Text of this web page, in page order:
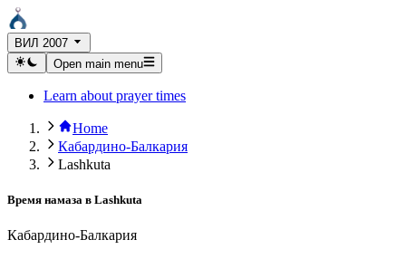
ВИЛ 2007
Open main menu
Learn about prayer times
Home
Кабардино-Балкария
Lashkuta
Время намаза в Lashkuta
Кабардино-Балкария